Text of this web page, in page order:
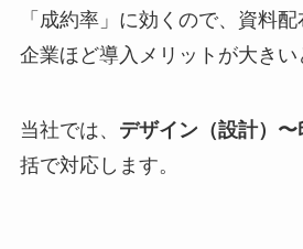
「成約率」に効くので、資料
企業ほど導入メリットが大きい
当社では、 デザイン（設計）
括で対応します。